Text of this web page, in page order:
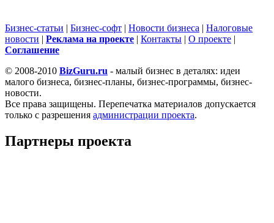
Бизнес-статьи | Бизнес-софт | Новости бизнеса | Налоговые
новости | Реклама на проекте | Контакты | О проекте |
Cоглашение
© 2008-2010 BizGuru.ru - малый бизнес в деталях: идеи
малого бизнеса, бизнес-планы, бизнес-программы, бизнес-
новости.
Все права защищены. Перепечатка материалов допускается
только с разрешения администрации проекта.
Партнеры проекта